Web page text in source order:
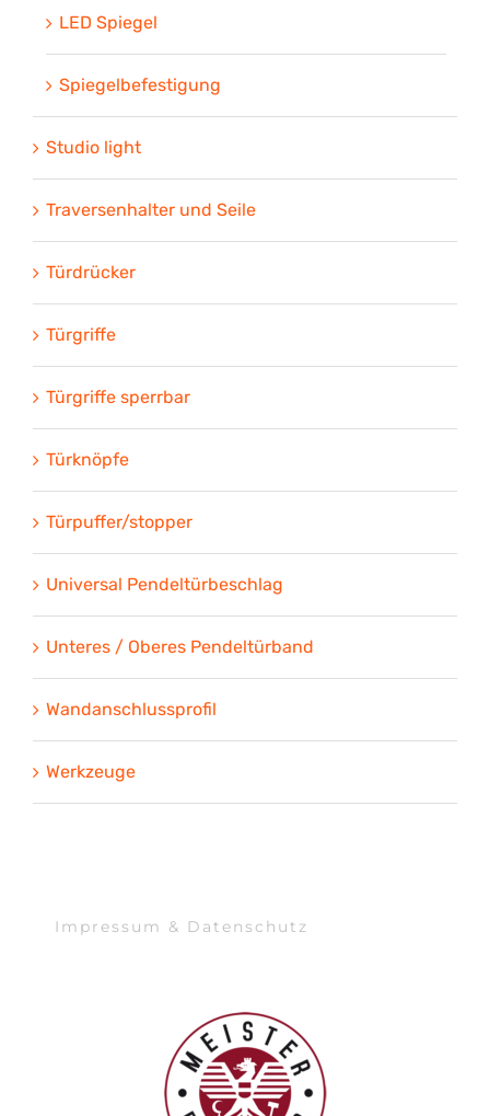
LED Spiegel
Spiegelbefestigung
Studio light
Traversenhalter und Seile
Türdrücker
Türgriffe
Türgriffe sperrbar
Türknöpfe
Türpuffer/stopper
Universal Pendeltürbeschlag
Unteres / Oberes Pendeltürband
Wandanschlussprofil
Werkzeuge
Impressum & Datenschutz